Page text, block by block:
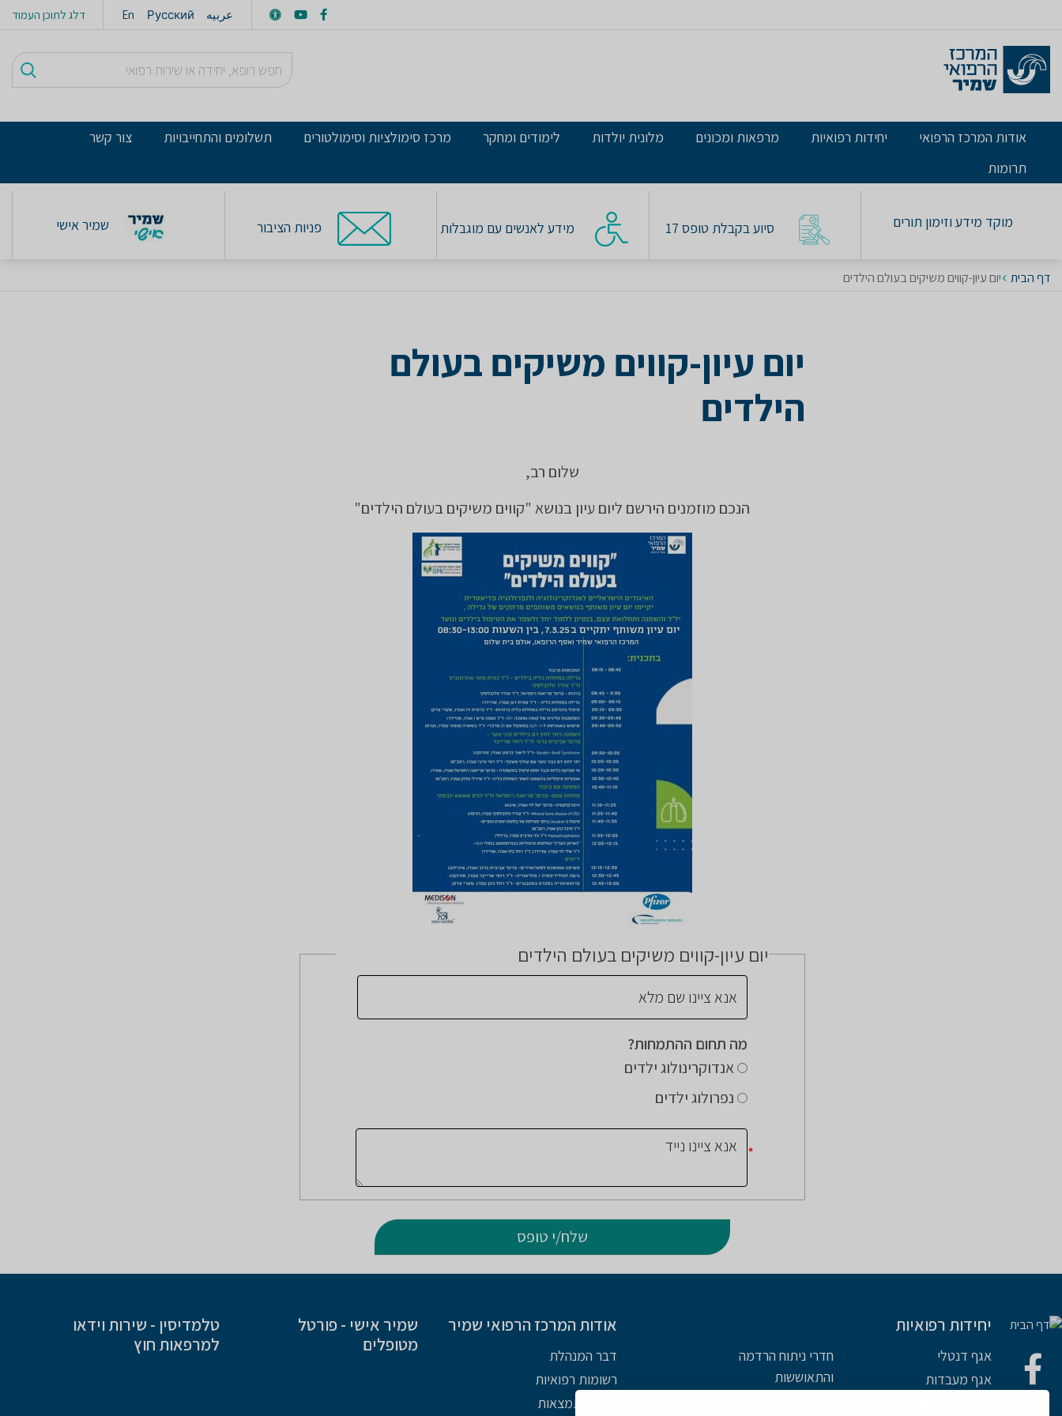
דלג לתוכן העמוד En Русский عربيه
אודות המרכז הרפואי יחידות רפואיות מרפאות ומכונים מלונית יולדות לימודים ומחקר מרכז סימולציות וסימולטורים תשלומים והתחייבויות
צור קשר
תרומות
מוקד מידע וזימון תורים סיוע בקבלת טופס 17 מידע לאנשים עם מוגבלות פניות הציבור שמיר אישי
דף הבית יום עיון-קווים משיקים בעולם הילדים
יום עיון-קווים משיקים בעולם
הילדים
שלום רב,
הנכם מוזמנים הירשם ליום עיון בנושא "קווים משיקים בעולם הילדים"
יום עיון-קווים משיקים בעולם הילדים
מה תחום ההתמחות?
אנדוקרינולוג ילדים
נפרולוג ילדים
*
יחידות רפואיות
אגף דנטלי
אגף מעבדות
חדרי ניתוח הרדמה
והתאוששות
אודות המרכז הרפואי שמיר
דבר המנהלת
רשומות רפואיות
מפת התמצאות
שמיר אישי - פורטל
מטופלים
טלמדיסין - שירות וידאו
למרפאות חוץ